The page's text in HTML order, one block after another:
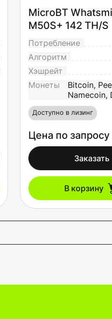
MicroBT
M50S+ 142 TH/S
Потребление
Алгоритм
Хэшрейт
Монеты
Bitcoin,
Namecoin,
Доступно в лизинг
Цена по запросу
Заказать
В корзину